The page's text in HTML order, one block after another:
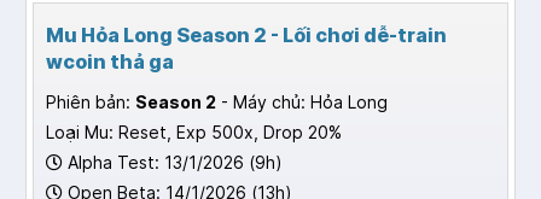
Mu Hỏa Long Season 2 - Lối chơi dễ-train
wcoin thả ga
Phiên bản: Season 2 - Máy chủ: Hỏa Long
Loại Mu: Reset, Exp 500x, Drop 20%
Alpha Test: 13/1/2026 (9h)
Open Beta: 14/1/2026 (13h)